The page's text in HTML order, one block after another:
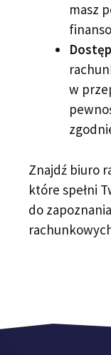
masz
w
Znajdź biuro
które spełni
do